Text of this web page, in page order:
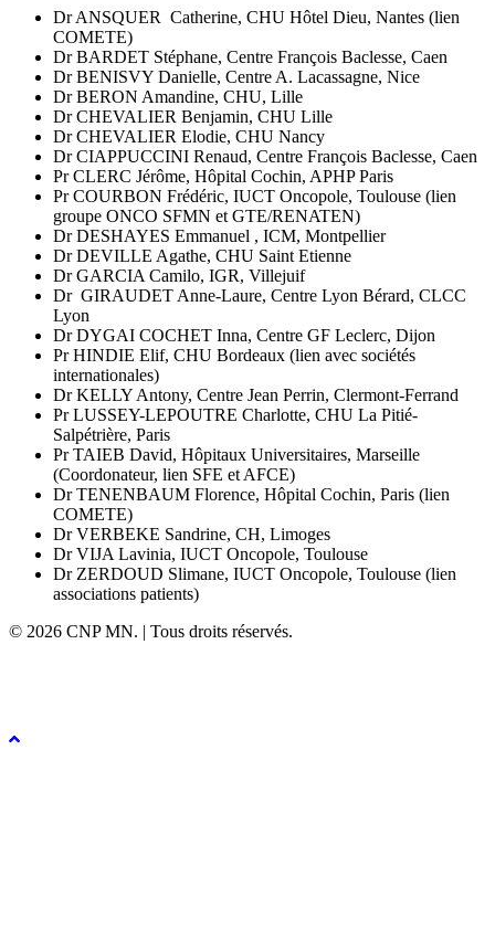
Dr ANSQUER Catherine, CHU Hôtel Dieu, Nantes (lien
COMETE)
Dr BARDET Stéphane, Centre François Baclesse, Caen
Dr BENISVY Danielle, Centre A. Lacassagne, Nice
Dr BERON Amandine, CHU, Lille
Dr CHEVALIER Benjamin, CHU Lille
Dr CHEVALIER Elodie, CHU Nancy
Dr CIAPPUCCINI Renaud, Centre François Baclesse, Caen
Pr CLERC Jérôme, Hôpital Cochin, APHP Paris
Pr COURBON Frédéric, IUCT Oncopole, Toulouse (lien
groupe ONCO SFMN et GTE/RENATEN)
Dr DESHAYES Emmanuel , ICM, Montpellier
Dr DEVILLE Agathe, CHU Saint Etienne
Dr GARCIA Camilo, IGR, Villejuif
Dr GIRAUDET Anne-Laure, Centre Lyon Bérard, CLCC
Lyon
Dr DYGAI COCHET Inna, Centre GF Leclerc, Dijon
Pr HINDIE Elif, CHU Bordeaux (lien avec sociétés
internationales)
Dr KELLY Antony, Centre Jean Perrin, Clermont-Ferrand
Pr LUSSEY-LEPOUTRE Charlotte, CHU La Pitié-
Salpétrière, Paris
Pr TAIEB David, Hôpitaux Universitaires, Marseille
(Coordonateur, lien SFE et AFCE)
Dr TENENBAUM Florence, Hôpital Cochin, Paris (lien
COMETE)
Dr VERBEKE Sandrine, CH, Limoges
Dr VIJA Lavinia, IUCT Oncopole, Toulouse
Dr ZERDOUD Slimane, IUCT Oncopole, Toulouse (lien
associations patients)
© 2026 CNP MN. | Tous droits réservés.